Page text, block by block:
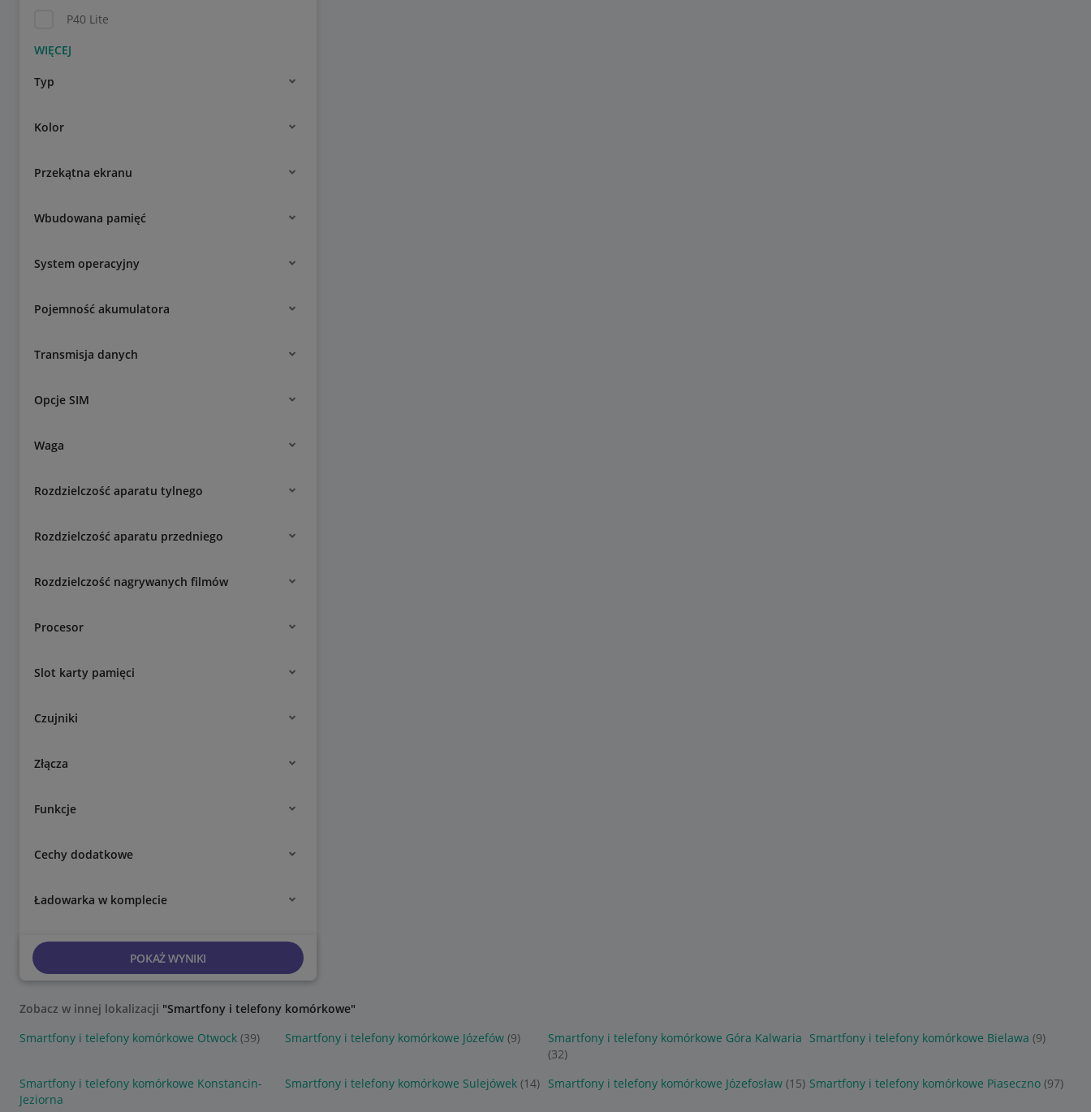
P40 Lite
Typ
Kolor
Przekątna ekranu
Wbudowana pamięć
System operacyjny
Pojemność akumulatora
Transmisja danych
Opcje SIM
Waga
Rozdzielczość aparatu tylnego
Rozdzielczość aparatu przedniego
Rozdzielczość nagrywanych filmów
Procesor
Slot karty pamięci
Czujniki
Złącza
Funkcje
Cechy dodatkowe
Ładowarka w komplecie
POKAŻ WYNIKI
Zobacz w innej lokalizacji "Smartfony i telefony komórkowe"
Smartfony i telefony komórkowe Otwock (39) Smartfony i telefony komórkowe Józefów (9)
Smartfony i telefony komórkowe Góra Kalwaria
(32)
Smartfony i telefony komórkowe Bielawa (9)
Smartfony i telefony komórkowe Konstancin-
Jeziorna
Smartfony i telefony komórkowe Sulejówek (14) Smartfony i telefony komórkowe Józefosław (15) Smartfony i telefony komórkowe Piaseczno (97)